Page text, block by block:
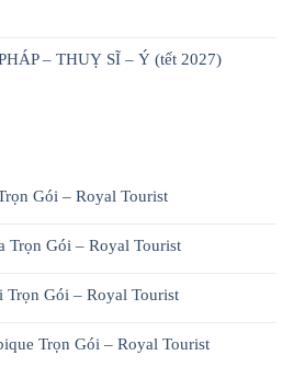
– THUỴ SĨ – Ý (tết 2027)
Gói – Royal Tourist
Trọn Gói – Royal Tourist
Trọn Gói – Royal Tourist
Trọn Gói – Royal Tourist